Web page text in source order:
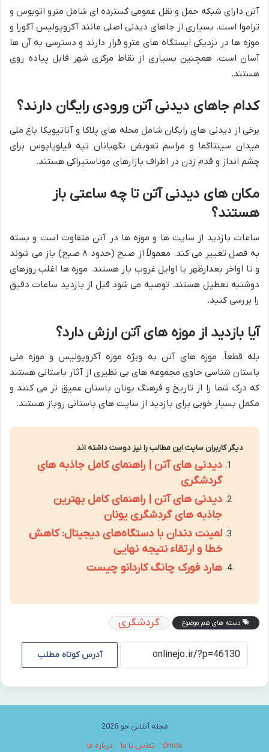
آتن دارای شبکه حمل و نقل عمومی گسترده ای شامل مترو اتوبوس و
تراموا است. بسیاری از جاهای دیدنی اصلی مانند آکروپولیس آگورا و
موزه ها در نزدیکی ایستگاه های مترو قرار دارند و دسترسی به آن ها
آسان است. همچنین بسیاری از نقاط مرکزی شهر قابل پیاده روی
هستند.
کدام جاهای دیدنی آتن ورودی رایگان دارند؟
برخی از دیدنی های رایگان شامل محله های پلاکا و آناتیویکا باغ ملی
میدان سینتاگما و مراسم تعویض نگهبانان تپه فیلوپاپوس برای
چشم انداز و قدم زدن در اطراف بازارهای موناستیراکی هستند.
مکان های دیدنی آتن تا چه ساعتی باز
هستند؟
ساعات بازدید از سایت ها و موزه ها در آتن متفاوت است و بسته
به فصل تغییر می کند. معمولاً از صبح (حدود ۸ صبح) باز می شوند
و تا اواخر بعدازظهر یا اوایل غروب باز هستند. موزه ها اغلب روزهای
دوشنبه تعطیل هستند. توصیه می شود قبل از بازدید ساعات دقیق
را بررسی کنید.
آیا بازدید از موزه های آتن ارزش دارد؟
بله قطعاً. موزه های آتن به ویژه موزه آکروپولیس و موزه ملی
باستان شناسی حاوی مجموعه های بی نظیری از آثار باستانی هستند
که درک شما را از تاریخ و فرهنگ یونان باستان عمیق تر می کنند و
مکمل بسیار خوبی برای بازدید از سایت های باستانی روباز هستند.
دیگر کاربران سایت این مطالب را نیز دوست داشته اند
دیدنی های آتن | راهنمای کامل جاذبه های
گردشگری
دیدنی های آتن | راهنمای کامل بهترین
جاذبه های گردشگری یونان
لمینت دندان با دستگاه‌های دیجیتال: کاهش
خطا و ارتقاء نتیجه نهایی
هارد فورک چانگ کاردانو چیست
دسته های هم موضوع گردشگری
آدرس کوتاه مطلب
مجله آنلاین جو 2026
dmca
تماس با ما درباره ما